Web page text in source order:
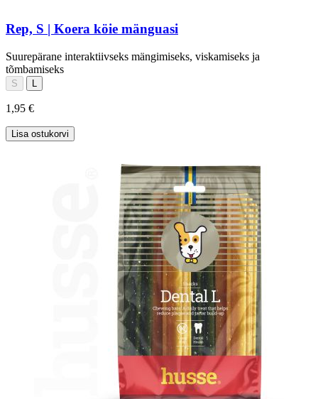
Rep, S | Koera köie mänguasi
Suurepärane interaktiivseks mängimiseks, viskamiseks ja
tõmbamiseks
S L
1,95 €
Lisa ostukorvi